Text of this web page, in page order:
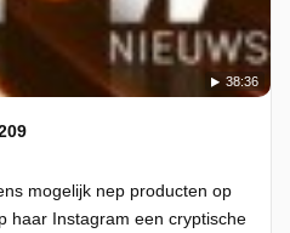
38:36
mogelijk nep producten op
haar Instagram een cryptische